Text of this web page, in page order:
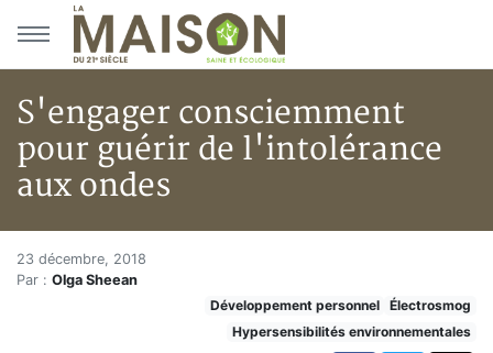
Aller au menu principal
Aller au contenu principal
S'engager consciemment
pour guérir de l'intolérance
aux ondes
Accueil
Articles
Hypersensibilités environnementales
S'engager consciemment pour guérir de l'intolérance
S'engager consciemment
23 décembre, 2018
Par : Olga Sheean
Développement personnel
Électrosmog
Hypersensibilités environnementales